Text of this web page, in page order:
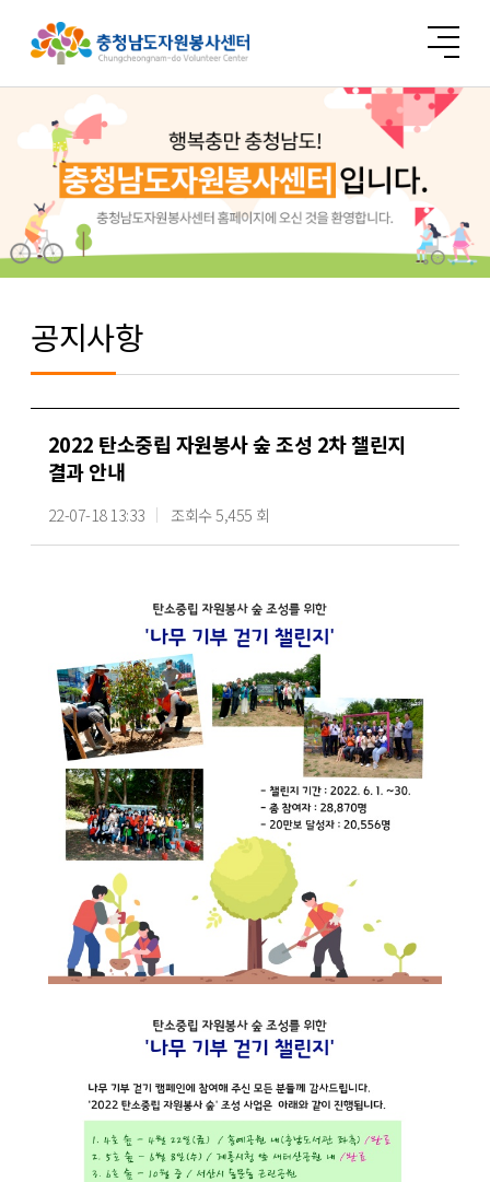
공지사항
2022 탄소중립 자원봉사 숲 조성 2차 챌린지
결과 안내
22-07-18 13:33 조회수 5,455 회